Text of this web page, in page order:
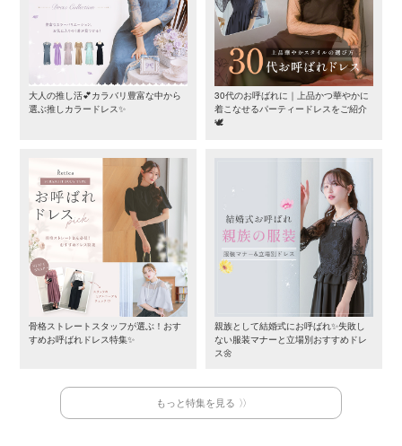
大人の推し活💕カラバリ豊富な中から
選ぶ推しカラードレス✨
30代のお呼ばれに｜上品かつ華やかに
着こなせるパーティードレスをご紹介
🕊️
骨格ストレートスタッフが選ぶ！おす
すめお呼ばれドレス特集✨
親族として結婚式にお呼ばれ✨失敗し
ない服装マナーと立場別おすすめドレ
ス🌼
もっと特集を見る